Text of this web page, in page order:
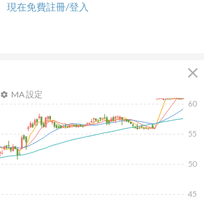
現在免費註冊/登入
close
45
50
55
60
settings MA 設定